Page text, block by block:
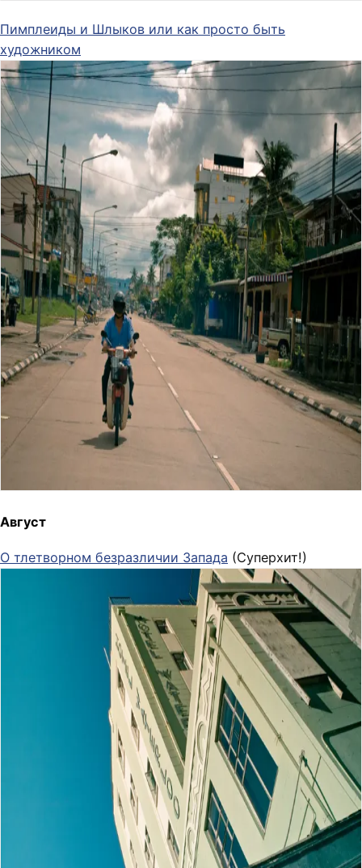
Пимплеиды и Шлыков или как просто быть
художником
Август
О тлетворном безразличии Запада (Суперхит!)